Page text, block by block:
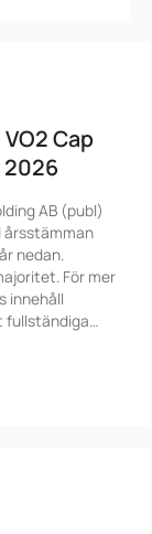
Cap
2026
AB (publ)
årsstämman
nedan.
För mer
innehåll
fullständiga